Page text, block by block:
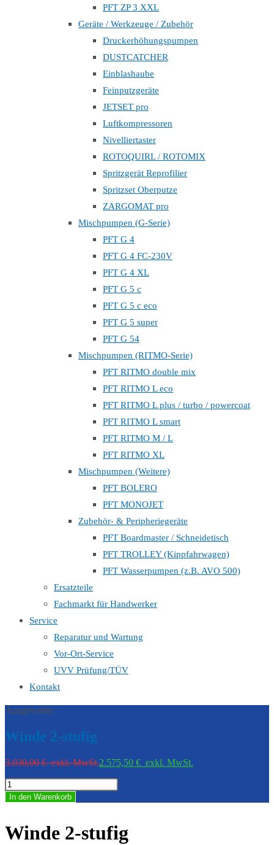
PFT ZP 3 XXL
Geräte / Werkzeuge / Zubehör
Druckerhöhungspumpen
DUSTCATCHER
Einblashaube
Feinputzgeräte
JETSET pro
Luftkompressoren
Nivelliertaster
ROTOQUIRL / ROTOMIX
Spritzgerät Reprofilier
Spritzset Oberputze
ZARGOMAT pro
Mischpumpen (G-Serie)
PFT G 4
PFT G 4 FC-230V
PFT G 4 XL
PFT G 5 c
PFT G 5 c eco
PFT G 5 super
PFT G 54
Mischpumpen (RITMO-Serie)
PFT RITMO double mix
PFT RITMO L eco
PFT RITMO L plus / turbo / powercoat
PFT RITMO L smart
PFT RITMO M / L
PFT RITMO XL
Mischpumpen (Weitere)
PFT BOLERO
PFT MONOJET
Zubehör- & Peripheriegeräte
PFT Boardmaster / Schneidetisch
PFT TROLLEY (Kippfahrwagen)
PFT Wasserpumpen (z.B. AVO 500)
Ersatzteile
Fachmarkt für Handwerker
Service
Reparatur und Wartung
Vor-Ort-Service
UVV Prüfung/TÜV
Kontakt
Ausgewählt:
Winde 2-stufig
3.030,00€ exkl. MwSt.2.575,50 € exkl. MwSt.
Winde
2-
stufig
In den Warenkorb
Winde 2-stufig